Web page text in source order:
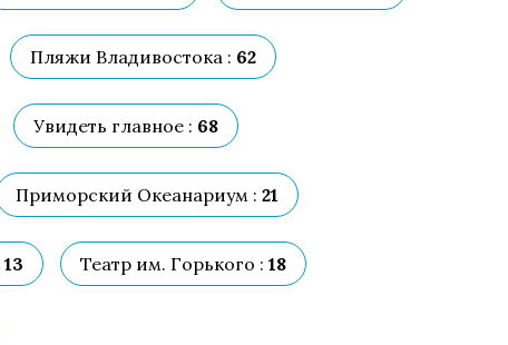
Пляжи Владивостока : 62
Увидеть главное : 68
Приморский Океанариум : 21
13 Театр им. Горького : 18